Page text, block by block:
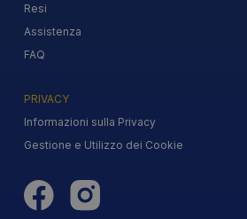
Resi
Assistenza
FAQ
PRIVACY
Informazioni sulla Privacy
Gestione e Utilizzo dei Cookie